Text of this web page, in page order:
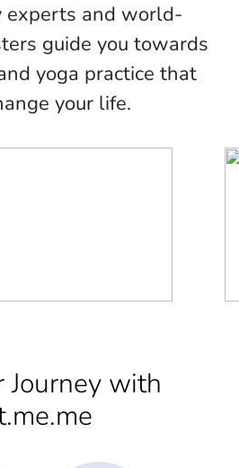
experts and world-
guide you towards
yoga practice that
your life.
Journey with